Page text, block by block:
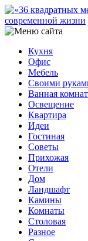
Кухня
Офис
Мебель
Своими
Ванная
Освещение
Квартира
Идеи
Гостиная
Советы
Прихожая
Отели
Дом
Ландшафт
Камины
Комнаты
Столовая
Разное